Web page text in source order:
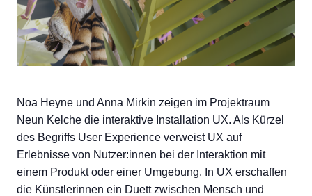
Noa Heyne und Anna Mirkin zeigen im Projektraum
Neun Kelche die interaktive Installation UX. Als Kürzel
des Begriffs User Experience verweist UX auf
Erlebnisse von Nutzer:innen bei der Interaktion mit
einem Produkt oder einer Umgebung. In UX erschaffen
die Künstlerinnen ein Duett zwischen Mensch und